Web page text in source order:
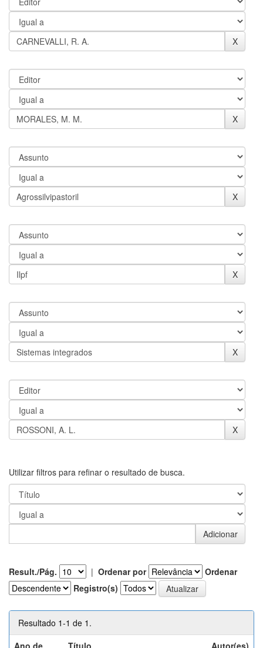
Utilizar filtros para refinar o resultado de busca.
Result./Pág. | Ordenar por
Ordenar
Registro(s)
Resultado 1-1 de 1.
Ano de
Título Autor(es)